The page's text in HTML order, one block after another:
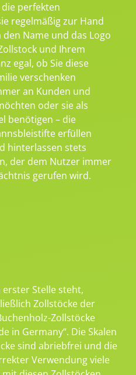
perfekten
regelmäßig zur Hand
Name und das Logo
und Ihrem
egal, ob Sie diese
verschenken
an Kunden und
oder sie als
benötigen – die
erfüllen
hinterlassen stets
der dem Nutzer immer
gerufen wird.
Stelle steht,
Zollstöcke der
Zollstöcke
in Germany“. Die Skalen
sind abriebfrei und die
Verwendung viele